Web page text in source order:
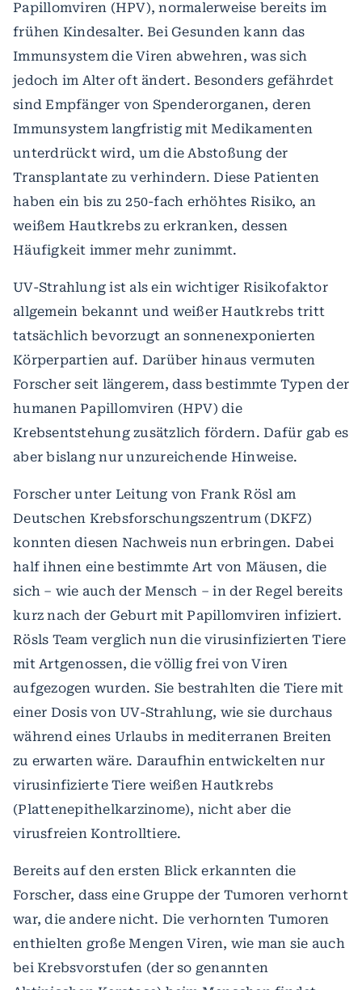
Papillomviren (HPV), normalerweise bereits im
frühen Kindesalter. Bei Gesunden kann das
Immunsystem die Viren abwehren, was sich
jedoch im Alter oft ändert. Besonders gefährdet
sind Empfänger von Spenderorganen, deren
Immunsystem langfristig mit Medikamenten
unterdrückt wird, um die Abstoßung der
Transplantate zu verhindern. Diese Patienten
haben ein bis zu 250-fach erhöhtes Risiko, an
weißem Hautkrebs zu erkranken, dessen
Häufigkeit immer mehr zunimmt.
UV-Strahlung ist als ein wichtiger Risikofaktor
allgemein bekannt und weißer Hautkrebs tritt
tatsächlich bevorzugt an sonnenexponierten
Körperpartien auf. Darüber hinaus vermuten
Forscher seit längerem, dass bestimmte Typen der
humanen Papillomviren (HPV) die
Krebsentstehung zusätzlich fördern. Dafür gab es
aber bislang nur unzureichende Hinweise.
Forscher unter Leitung von Frank Rösl am
Deutschen Krebsforschungszentrum (DKFZ)
konnten diesen Nachweis nun erbringen. Dabei
half ihnen eine bestimmte Art von Mäusen, die
sich – wie auch der Mensch – in der Regel bereits
kurz nach der Geburt mit Papillomviren infiziert.
Rösls Team verglich nun die virusinfizierten Tiere
mit Artgenossen, die völlig frei von Viren
aufgezogen wurden. Sie bestrahlten die Tiere mit
einer Dosis von UV-Strahlung, wie sie durchaus
während eines Urlaubs in mediterranen Breiten
zu erwarten wäre. Daraufhin entwickelten nur
virusinfizierte Tiere weißen Hautkrebs
(Plattenepithelkarzinome), nicht aber die
virusfreien Kontrolltiere.
Bereits auf den ersten Blick erkannten die
Forscher, dass eine Gruppe der Tumoren verhornt
war, die andere nicht. Die verhornten Tumoren
enthielten große Mengen Viren, wie man sie auch
bei Krebsvorstufen (der so genannten